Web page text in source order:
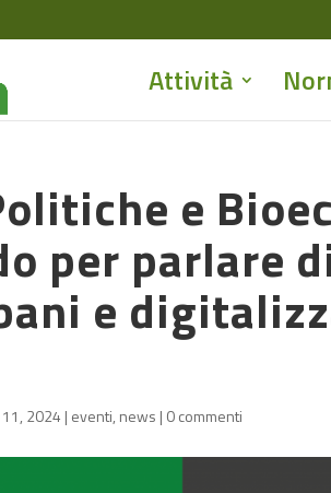
Attività
e
per parlare
e
2024 | eventi, news | 0 commenti